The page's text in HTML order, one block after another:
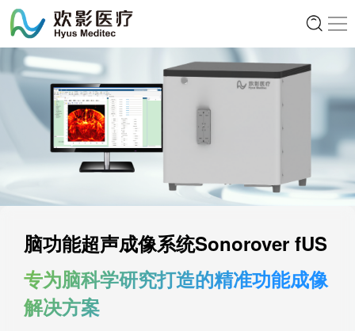
脑功能超声成像系统Sonorover fUS
专为脑科学研究打造的精准功能成像
解决方案